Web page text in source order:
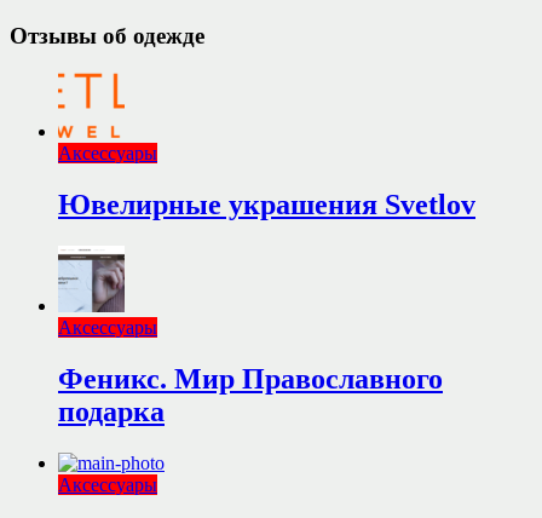
Отзывы об одежде
Аксессуары
Ювелирные украшения Svetlov
Аксессуары
Феникс. Мир Православного
подарка
Аксессуары